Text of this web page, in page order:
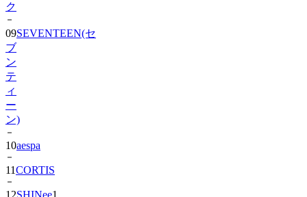
09
ブ
ン
テ
ィ
ー
ン)
10aespa
11CORTIS
12SHINee1
13BIGBANG